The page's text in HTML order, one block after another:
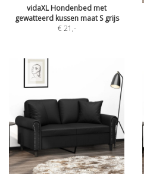
vidaXL Hondenbed met
gewatteerd kussen maat S grijs
€ 21 ,-